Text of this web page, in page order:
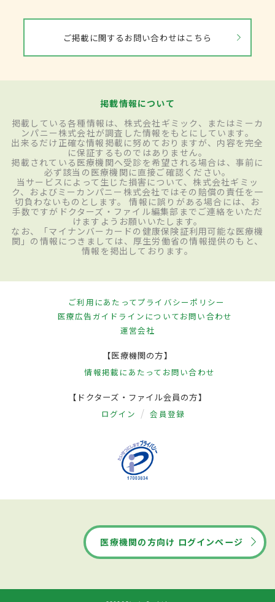
ご掲載に関するお問い合わせはこちら
掲載情報について
掲載している各種情報は、株式会社ギミック、またはミーカ
ンパニー株式会社が調査した情報をもとにしています。
出来るだけ正確な情報掲載に努めておりますが、内容を完全
に保証するものではありません。
掲載されている医療機関へ受診を希望される場合は、事前に
必ず該当の医療機関に直接ご確認ください。
当サービスによって生じた損害について、株式会社ギミッ
ク、およびミーカンパニー株式会社ではその賠償の責任を一
切負わないものとします。 情報に誤りがある場合には、お
手数ですがドクターズ・ファイル編集部までご連絡をいただ
けますようお願いいたします。
なお、「マイナンバーカードの健康保険証利用可能な医療機
関」の情報につきましては、厚生労働省の情報提供のもと、
情報を掲出しております。
ご利用にあたってプライバシーポリシー
医療広告ガイドラインについてお問い合わせ
運営会社
【医療機関の方】
情報掲載にあたって お問い合わせ
【ドクターズ・ファイル会員の方】
ログイン 会員登録
医療機関の方向け ログインページ